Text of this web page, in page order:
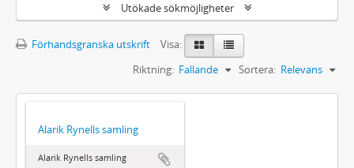
Utökade sökmöjligheter
Förhandsgranska utskrift
Visa:
Sortera: Relevans
Riktning: Fallande
Alarik Rynells samling
Alarik Rynells samling